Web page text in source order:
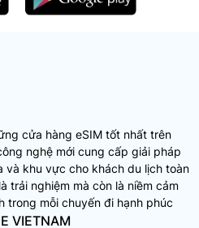
cửa hàng eSIM tốt nhất trên
nghệ mới cung cấp giải pháp
và khu vực cho khách du lịch toàn
trải nghiệm mà còn là niềm cảm
trong mỗi chuyến đi hạnh phúc
VIETNAM